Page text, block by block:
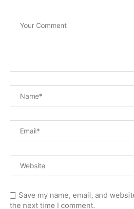
Save my name, email, and
the next time I comment.